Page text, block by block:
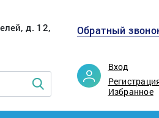
д. 12,
Обратный
Вход
Избранное